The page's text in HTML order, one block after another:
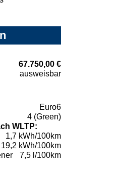
67.750,00 €
ausweisbar
Euro6
4 (Green)
WLTP:
1,7 kWh/100km
19,2 kWh/100km
7,5 l/100km